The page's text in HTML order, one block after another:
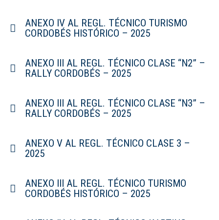
ANEXO IV AL REGL. TÉCNICO TURISMO
CORDOBÉS HISTÓRICO – 2025
ANEXO III AL REGL. TÉCNICO CLASE “N2” –
RALLY CORDOBÉS – 2025
ANEXO III AL REGL. TÉCNICO CLASE “N3” –
RALLY CORDOBÉS – 2025
ANEXO V AL REGL. TÉCNICO CLASE 3 –
2025
ANEXO III AL REGL. TÉCNICO TURISMO
CORDOBÉS HISTÓRICO – 2025